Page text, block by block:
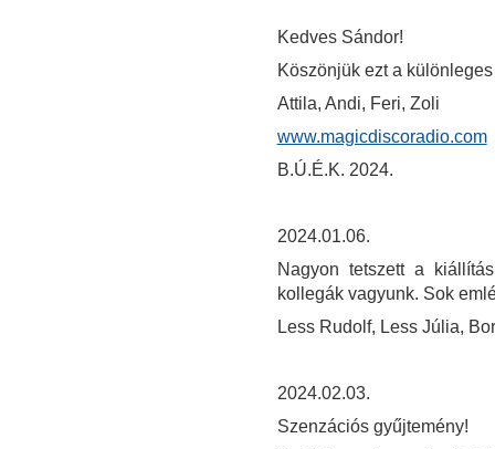
Kedves Sándor!
Köszönjük ezt a
Attila, Andi, Feri, Zoli
www.magicdiscoradio.com
B.Ú.É.K. 2024.
2024.01.06.
Nagyon tetszett a
kollegák vagyunk. Sok
Less Rudolf, Less Júlia,
2024.02.03.
Szenzációs gyűjtemény!